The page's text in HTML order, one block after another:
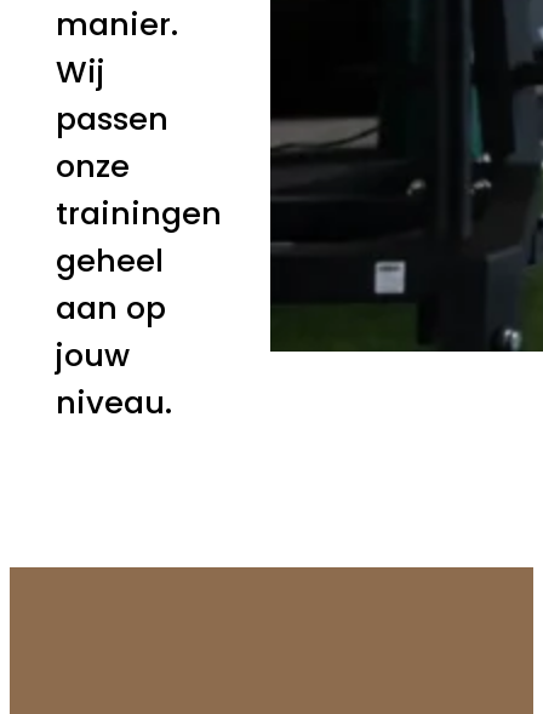
manier.
Wij
passen
onze
trainingen
geheel
aan op
jouw
niveau.